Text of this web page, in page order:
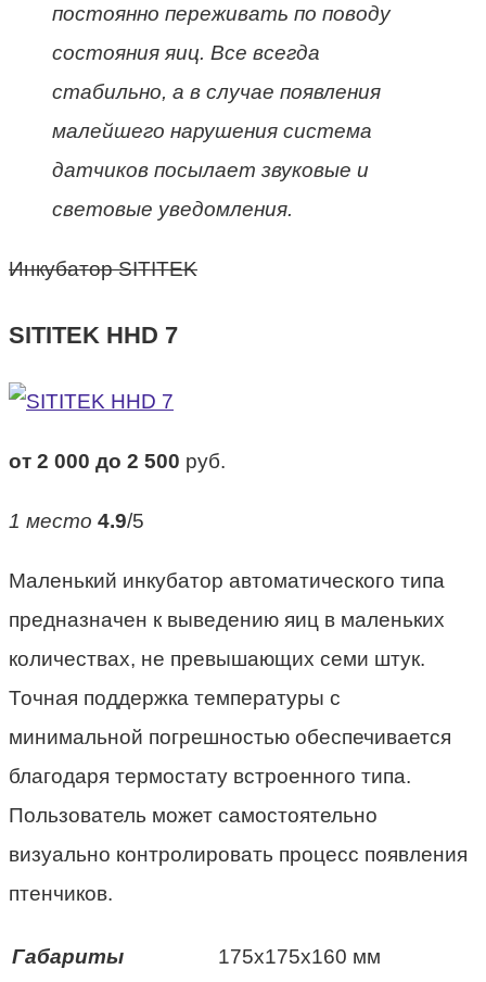
постоянно переживать по поводу
состояния яиц. Все всегда
стабильно, а в случае появления
малейшего нарушения система
датчиков посылает звуковые и
световые уведомления.
Инкубатор SITITEK
SITITEK HHD 7
от 2 000 до 2 500 руб.
1 место 4.9/5
Маленький инкубатор автоматического типа
предназначен к выведению яиц в маленьких
количествах, не превышающих семи штук.
Точная поддержка температуры с
минимальной погрешностью обеспечивается
благодаря термостату встроенного типа.
Пользователь может самостоятельно
визуально контролировать процесс появления
птенчиков.
Габариты
175x175x160 мм